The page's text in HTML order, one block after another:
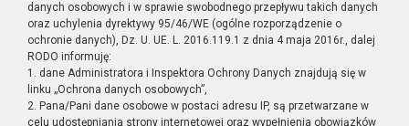
danych osobowych i w sprawie swobodnego przepływu takich danych
oraz uchylenia dyrektywy 95/46/WE (ogólne rozporządzenie o
ochronie danych), Dz. U. UE. L. 2016.119.1 z dnia 4 maja 2016r., dalej
RODO informuję:
1. dane Administratora i Inspektora Ochrony Danych znajdują się w
linku „Ochrona danych osobowych”,
2. Pana/Pani dane osobowe w postaci adresu IP, są przetwarzane w
celu udostępniania strony internetowej oraz wypełnienia obowiązków